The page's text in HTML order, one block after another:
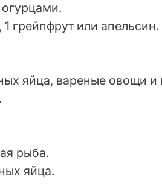
грейпфрут или апельсин.
яйца, вареные овощи
рыба.
яйца.